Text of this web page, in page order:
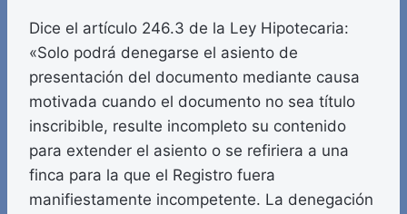
Dice el artículo 246.3 de la Ley Hipotecaria:
«Solo podrá denegarse el asiento de
presentación del documento mediante causa
motivada cuando el documento no sea título
inscribible, resulte incompleto su contenido
para extender el asiento o se refiriera a una
finca para la que el Registro fuera
manifiestamente incompetente. La denegación